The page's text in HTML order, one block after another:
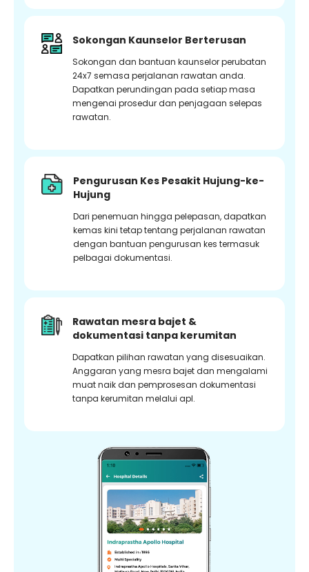
Sokongan Kaunselor Berterusan
Sokongan dan bantuan kaunselor perubatan
24x7 semasa perjalanan rawatan anda.
Dapatkan perundingan pada setiap masa
mengenai prosedur dan penjagaan selepas
rawatan.
Pengurusan Kes Pesakit Hujung-ke-
Hujung
Dari penemuan hingga pelepasan, dapatkan
kemas kini tetap tentang perjalanan rawatan
dengan bantuan pengurusan kes termasuk
pelbagai dokumentasi.
Rawatan mesra bajet &
dokumentasi tanpa kerumitan
Dapatkan pilihan rawatan yang disesuaikan.
Anggaran yang mesra bajet dan mengalami
muat naik dan pemprosesan dokumentasi
tanpa kerumitan melalui apl.